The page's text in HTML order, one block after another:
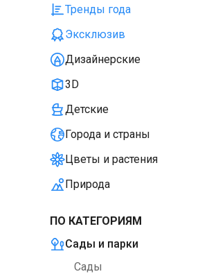
Тренды года
Эксклюзив
Дизайнерские
3D
Детские
Города и страны
Цветы и растения
Природа
ПО КАТЕГОРИЯМ
Сады и парки
Сады